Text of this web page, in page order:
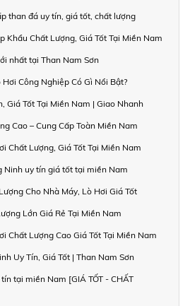
than đá uy tín, giá tốt, chất lượng
Khẩu Chất Lượng, Giá Tốt Tại Miền Nam
nhất tại Than Nam Sơn
Công Nghiệp Có Gì Nổi Bật?
Giá Tốt Tại Miền Nam | Giao Nhanh
Cao – Cung Cấp Toàn Miền Nam
Chất Lượng, Giá Tốt Tại Miền Nam
Ninh uy tín giá tốt tại miền Nam
Cho Nhà Máy, Lò Hơi Giá Tốt
Lớn Giá Rẻ Tại Miền Nam
Chất Lượng Cao Giá Tốt Tại Miền Nam
Uy Tín, Giá Tốt | Than Nam Sơn
tại miền Nam [GIÁ TỐT - CHẤT